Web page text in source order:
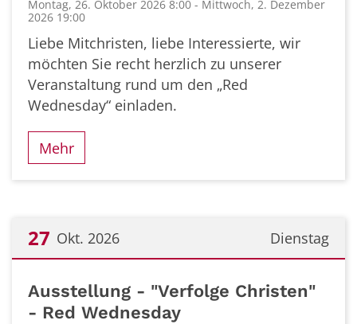
Montag, 26. Oktober 2026 8:00 - Mittwoch, 2. Dezember
2026 19:00
Liebe Mitchristen, liebe Interessierte, wir
möchten Sie recht herzlich zu unserer
Veranstaltung rund um den „Red
Wednesday“ einladen.
Mehr
Dienstag
27 Okt. 2026
Ausstellung - "Verfolge Christen"
- Red Wednesday